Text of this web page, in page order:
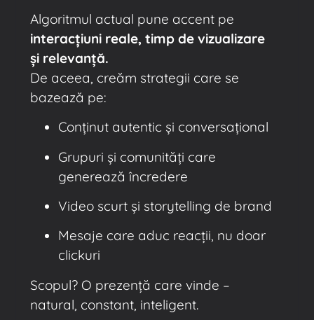
Algoritmul actual pune accent pe
interacțiuni reale, timp de vizualizare
și relevanță.
De aceea, creăm strategii care se
bazează pe:
Conținut autentic și conversațional
Grupuri și comunități care
generează încredere
Video scurt și storytelling de brand
Mesaje care aduc reacții, nu doar
clickuri
Scopul? O prezență care vinde –
natural, constant, inteligent.